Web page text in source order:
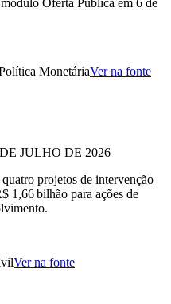
Oferta Pública em 6 de
MonetáriaVer na fonte
JULHO DE 2026
projetos de intervenção
1,66 bilhão para ações de
Ver na fonte